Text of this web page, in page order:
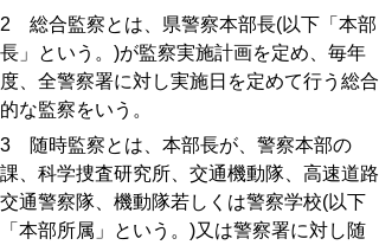
2 総合監察とは、県警察本部長(以下「本部
長」という。 )が監察実施計画を定め、毎年
度、全警察署に対し実施日を定めて行う総合
的な監察をいう。
3 随時監察とは、本部長が、警察本部の
課、科学捜査研究所、交通機動隊、高速道路
交通警察隊、機動隊若しくは警察学校(以下
「本部所属」という。 )又は警察署に対し随